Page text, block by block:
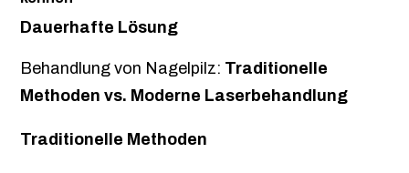
Dauerhafte Lösung
Behandlung von Nagelpilz: Traditionelle
Methoden vs. Moderne Laserbehandlung
Traditionelle Methoden